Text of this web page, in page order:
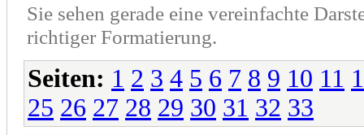
Sie sehen gerade eine vereinfachte
richtiger Formatierung.
Seiten: 1 2 3 4 5 6 7 8 9 10 11
25 26 27 28 29 30 31 32 33